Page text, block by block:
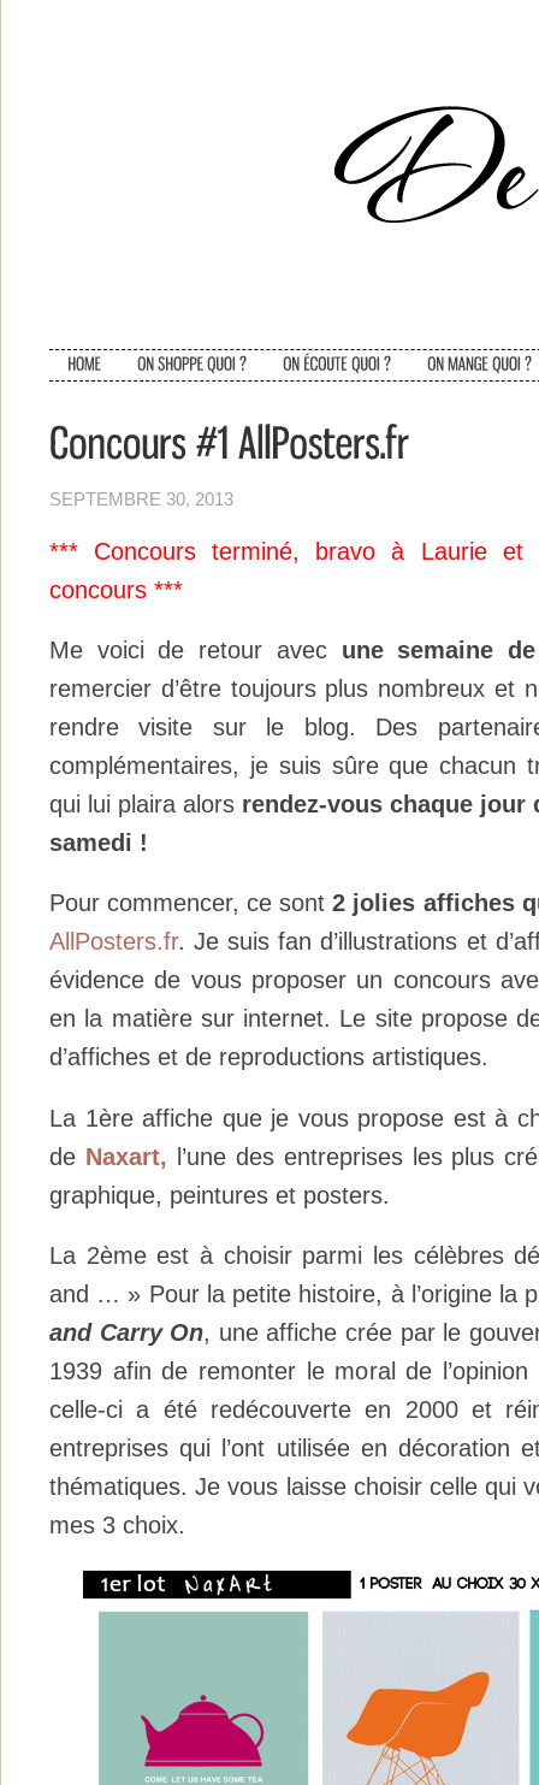
SEPTEMBRE 30, 2013
*** Concours terminé, bravo à Laurie et
concours ***
Me voici de retour avec une semaine
remercier d’être toujours plus nombreux et
rendre visite sur le blog. Des
complémentaires, je suis sûre que chacun
qui lui plaira alors rendez-vous chaque jour
samedi !
Pour commencer, ce sont2 jolies affiches
AllPosters.fr. Je suis fan d’illustrations et
évidence de vous proposer un concours
en la matière sur internet. Le site propose
d’affiches et de reproductions artistiques.
La 1ère affiche que je vous propose est à
de Naxart, l’une des entreprises les plus
graphique, peintures et posters.
La 2ème est à choisir parmi les célèbres
and … » Pour la petite histoire, à l’origine la
and Carry On, une affiche crée par le
1939 afin de remonter le moral de
celle-ci a été redécouverte en 2000 et
entreprises qui l’ont utilisée en décoration
thématiques. Je vous laisse choisir celle qui
mes 3 choix.